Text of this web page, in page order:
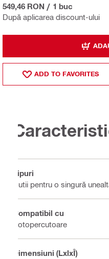
După aplicarea discount-ului
549,46 RON / 1 buc
ADD TO FAVORITES
Tipuri
Cutii pentru o singură
Compatibil cu
Rotopercutoare
Dimensiuni (LxlxÎ)